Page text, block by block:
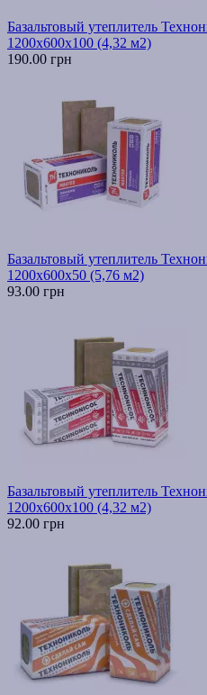
Базальтовый утеплитель
1200х600х100 (4,32 м2)
190.00 грн
Базальтовый утеплитель
1200х600х50 (5,76 м2)
93.00 грн
Базальтовый утеплитель
1200х600х100 (4,32 м2)
92.00 грн